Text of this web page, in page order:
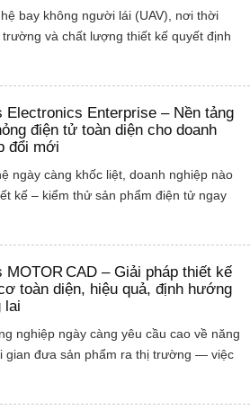
bay không người lái (UAV), nơi thời
và chất lượng thiết kế quyết định
Electronics Enterprise – Nền tảng
điện tử toàn diện cho doanh
đổi mới
ngày càng khốc liệt, doanh nghiệp nào
kế – kiểm thử sản phẩm điện tử ngay
MOTOR CAD – Giải pháp thiết kế
toàn diện, hiệu quả, định hướng
lai
nghiệp ngày càng yêu cầu cao về năng
gian đưa sản phẩm ra thị trường — việc